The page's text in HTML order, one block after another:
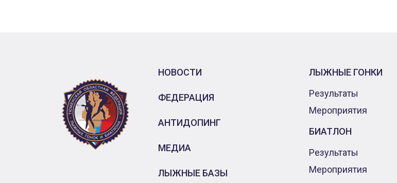
НОВОСТИ
ФЕДЕРАЦИЯ
АНТИДОПИНГ
МЕДИА
ЛЫЖНЫЕ БАЗЫ
ЛЫЖНЫЕ ГОНКИ
Результаты
Мероприятия
БИАТЛОН
Результаты
Мероприятия